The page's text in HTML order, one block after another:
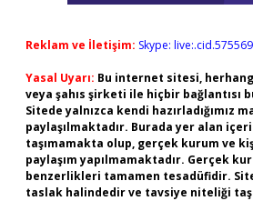
Reklam ve İletişim: Skype:
Yasal Uyarı: Bu internet sitesi,
veya şahıs şirketi ile hiçbir bağlantısı
Sitede yalnızca kendi hazırladığımız
paylaşılmaktadır. Burada yer alan
taşımamakta olup, gerçek kurum ve
paylaşım yapılmamaktadır. Gerçek
benzerlikleri tamamen tesadüfidir.
taslak halindedir ve tavsiye niteliği